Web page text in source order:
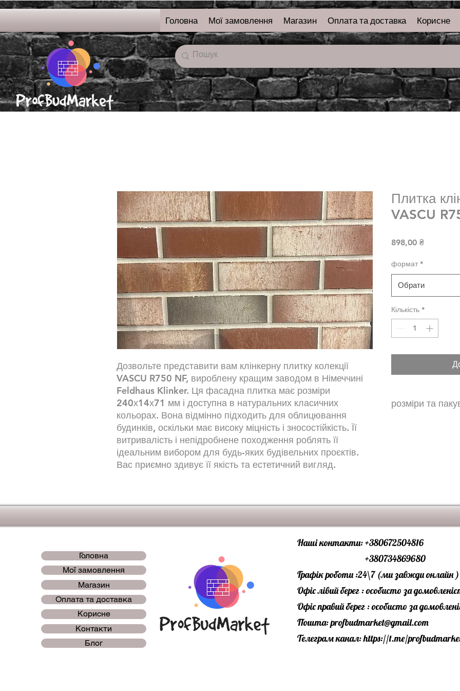
онлайн-магазин
будівельних матерялі
Головна Мої замовлення Магазин Оплата та доставка Корисне
Дозвольте представити вам клінкерну плитку колекції
VASCU R750 NF, вироблену кращим заводом в Німеччині
Feldhaus Klinker. Ця фасадна плитка має розміри
240х14х71 мм і доступна в натуральних класичних
кольорах. Вона відмінно підходить для облицювання
будинків, оскільки має високу міцність і зносостійкість. Її
витривалість і непідробнене походження роблять її
ідеальним вибором для будь-яких будівельних проєктів.
Вас приємно здивує її якість та естетичний вигляд.
Плитка
VASCU
898,00 ₴Ціна
формат *
Обрати
Кількість *
розміри та
Головна
Мої замовлення
Магазин
Оплата та доставка
Корисне
Контакти
Блог
Наші контакти: +380672504816
+380734869680
Графік роботи :24\7 (ми завжди онлайн )
Офіс лівий берег : особисто за
Офіс правий берег : особисто за
Пошта:profbudmarket@gmail.com
Телеграм канал:https://t.me/